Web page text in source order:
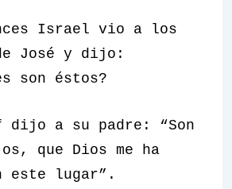
Israel vio a los
José y dijo:
son éstos?
dijo a su padre: “Son
que Dios me ha
este lugar”.